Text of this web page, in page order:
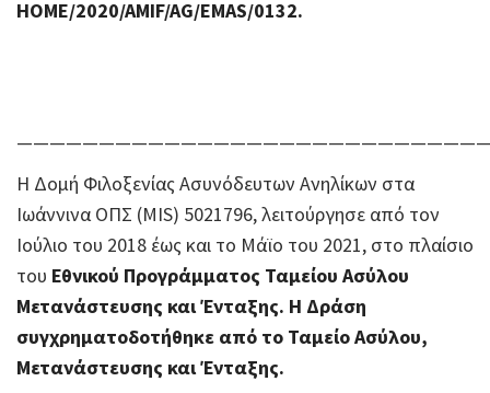
HOME/2020/AMIF/AG/EMAS/0132.
Η Δομή Φιλοξενίας Ασυνόδευτων Ανηλίκων στα
Ιωάννινα ΟΠΣ (MIS) 5021796, λειτούργησε από τον
Ιούλιο του 2018 έως και το Μάϊο του 2021, στο πλαίσιο
του Εθνικού Προγράμματος Ταμείου Ασύλου
Μετανάστευσης και Ένταξης. Η Δράση
συγχρηματοδοτήθηκε από το Ταμείο Ασύλου,
Μετανάστευσης και Ένταξης.